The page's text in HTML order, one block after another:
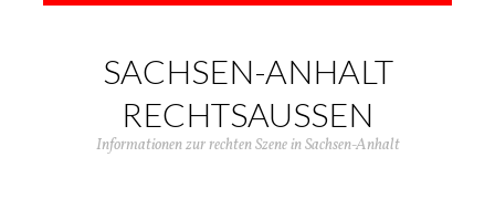
SACHSEN-ANHALT
RECHTSAUSSEN
Informationen zur rechten Szene in Sachsen-Anhalt